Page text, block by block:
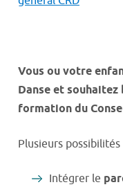
Vous ou votre
Danse et
formation du
Plusieurs possibilités
Intégrer le